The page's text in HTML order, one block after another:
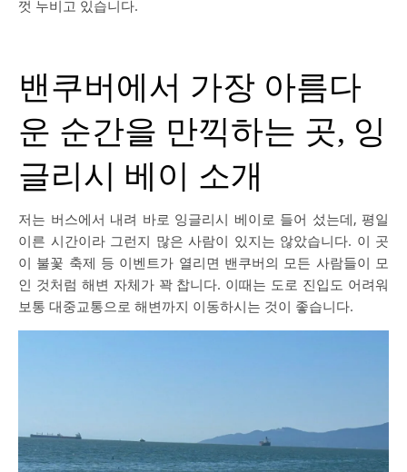
껏 누비고 있습니다.
밴쿠버에서 가장 아름다
운 순간을 만끽하는 곳, 잉
글리시 베이 소개
저는 버스에서 내려 바로 잉글리시 베이로 들어 섰는데, 평일
이른 시간이라 그런지 많은 사람이 있지는 않았습니다. 이 곳
이 불꽃 축제 등 이벤트가 열리면 밴쿠버의 모든 사람들이 모
인 것처럼 해변 자체가 꽉 찹니다. 이때는 도로 진입도 어려워
보통 대중교통으로 해변까지 이동하시는 것이 좋습니다.